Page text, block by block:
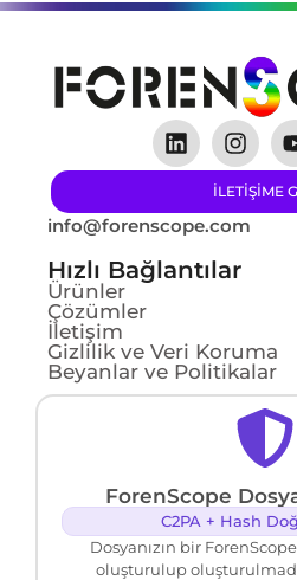
ILETIŞIME
info@forenscope.com
Hızlı Bağlantılar
Ürünler
Çözümler
İletişim
Gizlilik ve Veri Koruma
Beyanlar ve Politikalar
ForenScope
C2PA + Hash
Dosyanızın bir
oluşturulup